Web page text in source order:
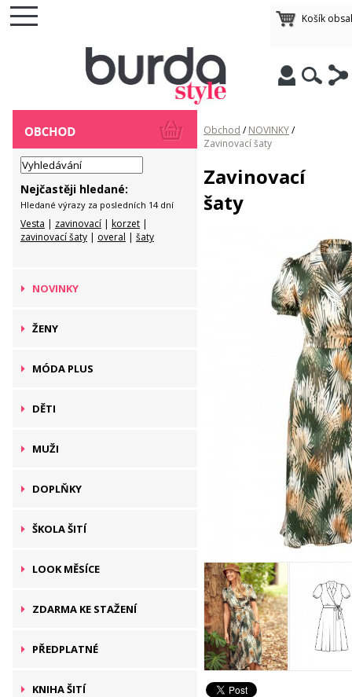
Košík
Nejčastěji hledané:
Hledané výrazy za posledních 14 dní
Vesta | zavinovací | korzet |
zavinovací šaty | overal | šaty
NOVINKY
ŽENY
MÓDA PLUS
DĚTI
MUŽI
DOPLŇKY
ŠKOLA ŠITÍ
LOOK MĚSÍCE
ZDARMA KE STAŽENÍ
PŘEDPLATNÉ
KNIHA ŠITÍ
Obchod / NOVINKY/
Zavinovací šaty
Zavinovací
šaty